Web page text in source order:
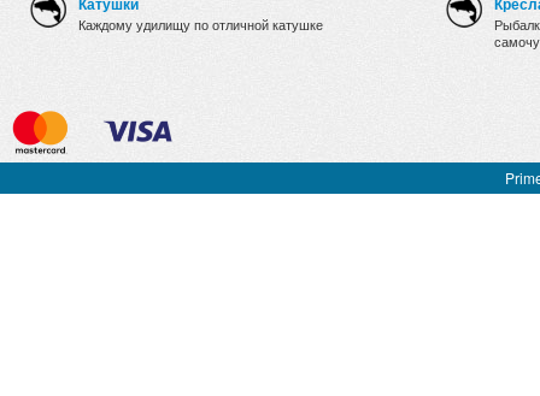
Каждому удилищу по отличной катушке